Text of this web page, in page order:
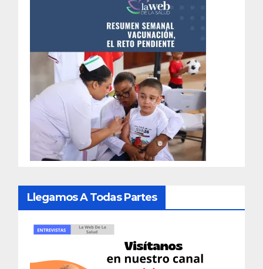
Llegamos A Todas Partes